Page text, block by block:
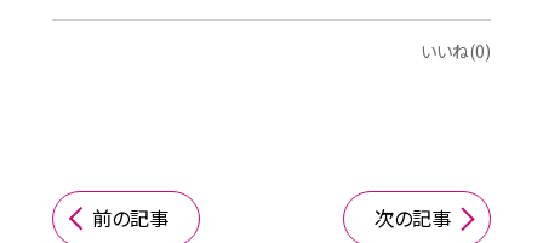
いいね(0)
前の記事 次の記事